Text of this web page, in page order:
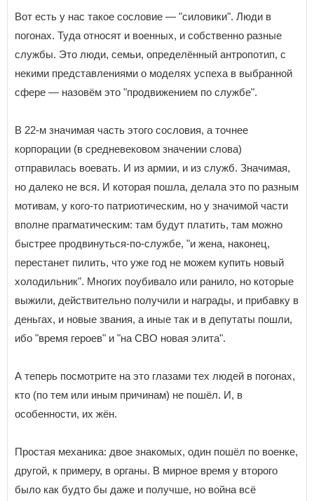
Вот есть у нас такое сословие — "силовики". Люди в
погонах. Туда относят и военных, и собственно разные
службы. Это люди, семьи, определённый антропотип, с
некими представлениями о моделях успеха в выбранной
сфере — назовём это "продвижением по службе".
В 22-м значимая часть этого сословия, а точнее
корпорации (в средневековом значении слова)
отправилась воевать. И из армии, и из служб. Значимая,
но далеко не вся. И которая пошла, делала это по разным
мотивам, у кого-то патриотическим, но у значимой части
вполне прагматическим: там будут платить, там можно
быстрее продвинуться-по-службе, "и жена, наконец,
перестанет пилить, что уже год не можем купить новый
холодильник". Многих поубивало или ранило, но которые
выжили, действительно получили и награды, и прибавку в
деньгах, и новые звания, а иные так и в депутаты пошли,
ибо "время героев" и "на СВО новая элита".
А теперь посмотрите на это глазами тех людей в погонах,
кто (по тем или иным причинам) не пошёл. И, в
особенности, их жён.
Простая механика: двое знакомых, один пошёл по военке,
другой, к примеру, в органы. В мирное время у второго
было как будто бы даже и получше, но война всё